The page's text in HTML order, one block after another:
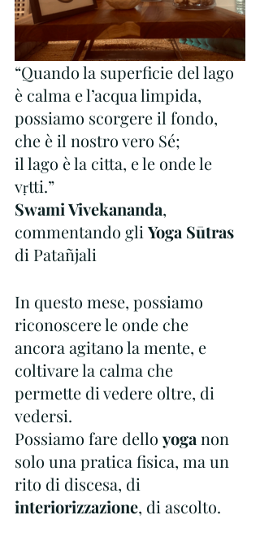
“Quando la superficie del lago
è calma e l’acqua limpida,
possiamo scorgere il fondo,
che è il nostro vero Sé;
il lago è la citta, e le onde le
vṛtti.”
Swami Vivekananda,
commentando gli Yoga Sūtras
di Patañjali
In questo mese, possiamo
riconoscere le onde che
ancora agitano la mente, e
coltivare la calma che
permette di vedere oltre, di
vedersi.
Possiamo fare dello yoga non
solo una pratica fisica, ma un
rito di discesa, di
interiorizzazione, di ascolto.